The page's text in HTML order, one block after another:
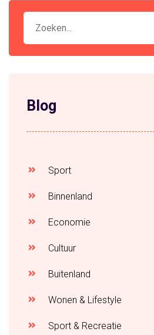
Blog
Sport
Binnenland
Economie
Cultuur
Buitenland
Wonen & Lifestyle
Sport & Recreatie